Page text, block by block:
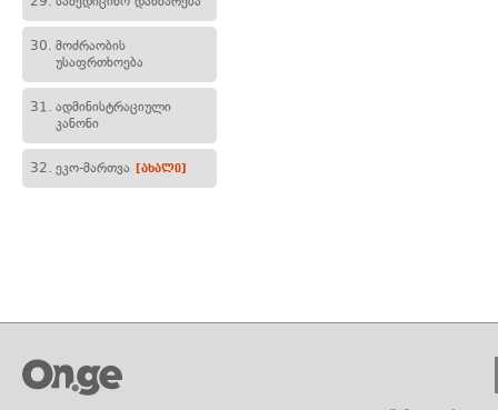
30. მოძრაობის
უსაფრთხოება
31. ადმინისტრაციული
კანონი
32. ეკო-მართვა [ახალი]